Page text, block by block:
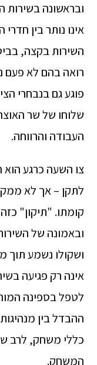
ובראשונה בשירות
אינו נותר בין
השירות בקצה,
רואה בהם לא פעם
פוגע גם בנבחרי
שלוחו של שר
העבודה והרווחה.
צו השעה כרגע הוא
לתקן – אך לא
קומתו. "תיקון"
ובאמונה של
ושקולו נשמע תוך
אינה רק פגיעה
לטפל בספינה
ההבדל בין
כללי משחק, לרב
המשחק.